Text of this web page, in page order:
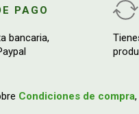
PAGO
bancaria,
Condiciones de compra,